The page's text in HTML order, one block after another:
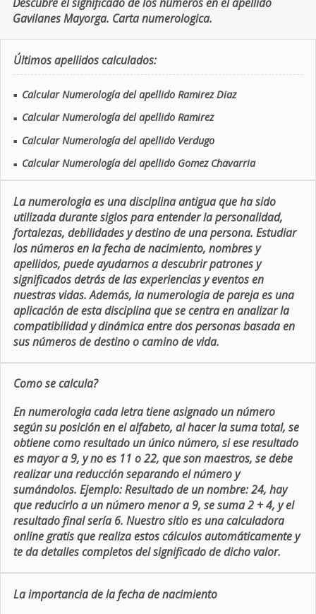
Gavilanes Mayorga. Carta numerologica.
Últimos apellidos calculados:
■ Calcular Numerología del apellido Ramirez Diaz
■ Calcular Numerología del apellido Ramirez
■ Calcular Numerología del apellido Verdugo
■ Calcular Numerología del apellido Gomez Chavarria
La numerologia es una disciplina antigua que ha sido
utilizada durante siglos para entender la personalidad,
fortalezas, debilidades y destino de una persona. Estudiar
los números en la fecha de nacimiento, nombres y
apellidos, puede ayudarnos a descubrir patrones y
significados detrás de las experiencias y eventos en
nuestras vidas. Además, la numerologia de pareja es una
aplicación de esta disciplina que se centra en analizar la
compatibilidad y dinámica entre dos personas basada en
sus números de destino o camino de vida.
Como se calcula?
En numerologia cada letra tiene asignado un número
según su posición en el alfabeto, al hacer la suma total, se
obtiene como resultado un único número, si ese resultado
es mayor a 9, y no es 11 o 22, que son maestros, se debe
realizar una reducción separando el número y
sumándolos. Ejemplo: Resultado de un nombre: 24, hay
que reducirlo a un número menor a 9, se suma 2 + 4, y el
resultado final sería 6. Nuestro sitio es una calculadora
online gratis que realiza estos cálculos automáticamente y
te da detalles completos del significado de dicho valor.
La importancia de la fecha de nacimiento